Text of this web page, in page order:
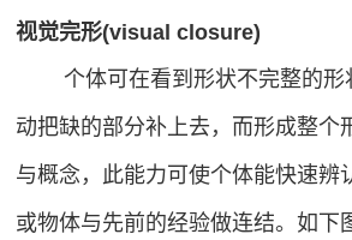
视觉完形(visual closure)
个体可在看到形状不完整的形
动把缺的部分补上去，而形成整个
与概念，此能力可使个体能快速辨
或物体与先前的经验做连结。如下